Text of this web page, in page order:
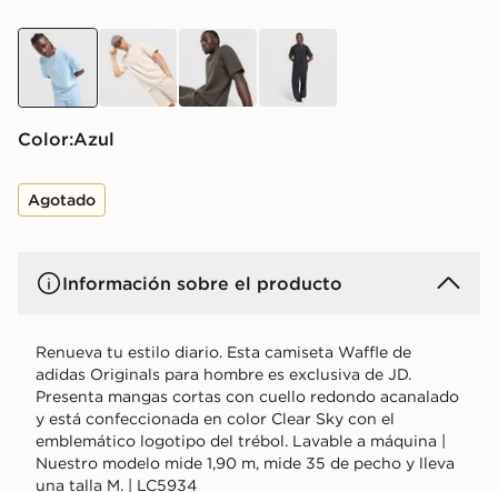
azul beige verde negro
Color: azul
Agotado
Información sobre el producto
Renueva tu estilo diario. Esta camiseta Waffle de
adidas Originals para hombre es exclusiva de JD.
Presenta mangas cortas con cuello redondo acanalado
y está confeccionada en color Clear Sky con el
emblemático logotipo del trébol. Lavable a máquina |
Nuestro modelo mide 1,90 m, mide 35 de pecho y lleva
una talla M. | LC5934